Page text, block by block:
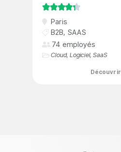

Paris
B2B, SAAS
74 employés
Cloud,Logiciel,SaaS
Découvrir